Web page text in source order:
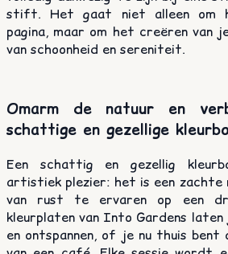
stift. Het gaat niet alleen om
pagina, maar om het creëren van
van schoonheid en sereniteit.
Omarm de natuur en
schattige en gezellige
Een schattig en gezellig
artistiek plezier: het is een zachte
van rust te ervaren op een
kleurplaten van Into Gardens
en ontspannen, of je nu thuis